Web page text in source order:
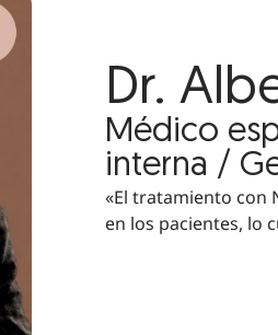
Dr.
Médico
interna /
«El tratamiento con
en los pacientes, lo